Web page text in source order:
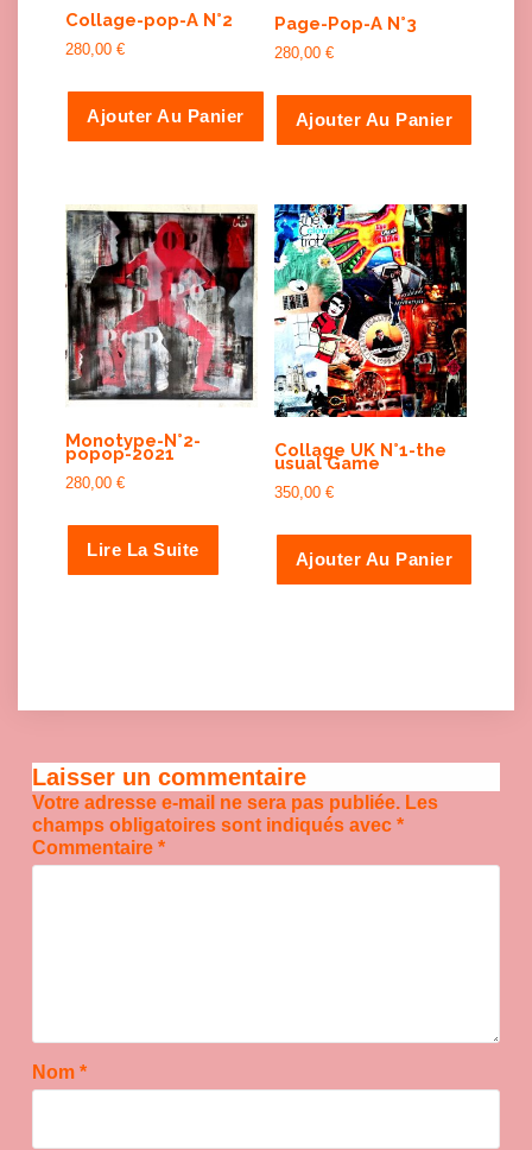
Collage-pop-A N°2
280,00 €
Ajouter Au Panier
Page-Pop-A N°3
280,00 €
Ajouter Au Panier
Monotype-N°2-
popop-2021
280,00 €
Lire La Suite
Collage UK N°1-the
usual Game
350,00 €
Ajouter Au Panier
Laisser un commentaire
Votre adresse e-mail ne sera pas publiée. Les
champs obligatoires sont indiqués avec *
Commentaire *
Nom *